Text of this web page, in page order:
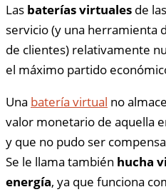
Las baterías virtuales de
servicio (y una herramienta
de clientes) relativamente
el máximo partido
Una batería virtual no
valor monetario de aquella
y que no pudo ser
Se le llama también hucha
energía, ya que funciona